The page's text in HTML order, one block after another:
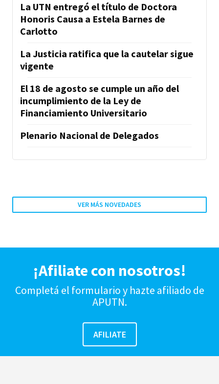
La UTN entregó el título de Doctora
Honoris Causa a Estela Barnes de
Carlotto
La Justicia ratifica que la cautelar sigue
vigente
El 18 de agosto se cumple un año del
incumplimiento de la Ley de
Financiamiento Universitario
Plenario Nacional de Delegados
VER MÁS NOVEDADES
¡Afiliate con nosotros!
Completá el formulario y hazte afiliado de
APUTN.